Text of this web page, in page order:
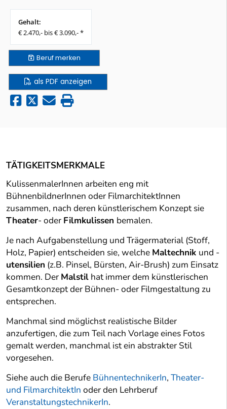
Gehalt:
€ 2.470,- bis € 3.090,- *
Berufmerken
als PDF anzeigen
TÄTIGKEITSMERKMALE
KulissenmalerInnen arbeiten eng mit
BühnenbildnerInnen oder FilmarchitektInnen
zusammen, nach deren künstlerischem Konzept sie
Theater- oder Filmkulissen bemalen.
Je nach Aufgabenstellung und Trägermaterial (Stoff,
Holz, Papier) entscheiden sie, welche Maltechnik und -
utensilien (z.B. Pinsel, Bürsten, Air-Brush) zum Einsatz
kommen. Der Malstil hat immer dem künstlerischen
Gesamtkonzept der Bühnen- oder Filmgestaltung zu
entsprechen.
Manchmal sind möglichst realistische Bilder
anzufertigen, die zum Teil nach Vorlage eines Fotos
gemalt werden, manchmal ist ein abstrakter Stil
vorgesehen.
Siehe auch die Berufe BühnentechnikerIn, Theater-
und FilmarchitektIn oder den Lehrberuf
VeranstaltungstechnikerIn.